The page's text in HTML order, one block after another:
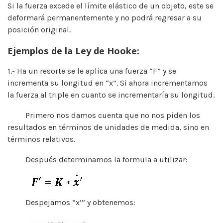
Si la fuerza excede el límite elástico de un objeto, este se
deformará permanentemente y no podrá regresar a su
posición original.
Ejemplos de la Ley de Hooke:
1.- Ha un resorte se le aplica una fuerza “F” y se
incrementa su longitud en “x”. Si ahora incrementamos
la fuerza al triple en cuanto se incrementaría su longitud.
Primero nos damos cuenta que no nos piden los
resultados en términos de unidades de medida, sino en
términos relativos.
Después determinamos la formula a utilizar:
Despejamos “x’” y obtenemos: